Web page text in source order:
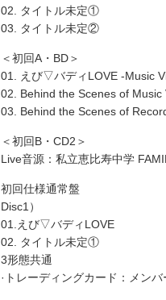
02. タイトル未定①
03. タイトル未定②
＜初回A・BD＞
01. えび▽バディLOVE -Music
02. Behind the Scenes of Music
03. Behind the Scenes of
＜初回B・CD2＞
Live音源：私立恵比寿中学
初回仕様通常盤
Disc1）
01.えび▽バディLOVE
02. タイトル未定①
3形態共通
·トレーディングカード：メン